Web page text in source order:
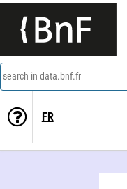
search in data.bnf.fr
FR